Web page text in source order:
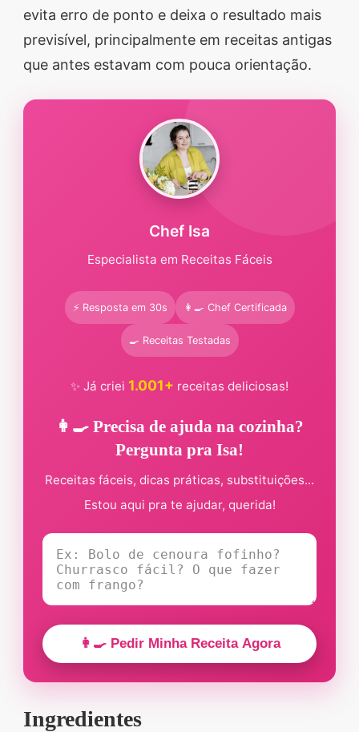
evita erro de ponto e deixa o resultado mais
previsível, principalmente em receitas antigas
que antes estavam com pouca orientação.
Chef Isa
Especialista em Receitas Fáceis
⚡ Resposta em 30s 👩‍🍳 Chef Certificada
🍳 Receitas Testadas
✨ Já criei 1.001+ receitas deliciosas!
👩‍🍳 Precisa de ajuda na cozinha?
Pergunta pra Isa!
Receitas fáceis, dicas práticas, substituições...
Estou aqui pra te ajudar, querida!
👩‍🍳 Pedir Minha Receita Agora
Ingredientes